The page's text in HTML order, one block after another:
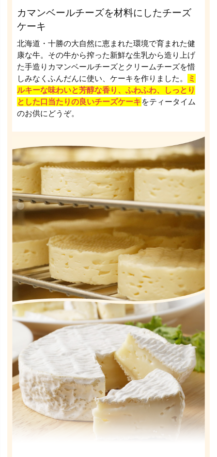
カマンベールチーズを材料にしたチーズ
ケーキ
北海道・十勝の大自然に恵まれた環境で育まれた健
康な牛。その牛から搾った新鮮な生乳から造り上げ
た手造りカマンベールチーズとクリームチーズを惜
しみなくふんだんに使い、ケーキを作りました。
ミ
ルキーな味わいと芳醇な香り、ふわふわ、しっとり
とした口当たりの良いチーズケーキ をティータイム
のお供にどうぞ。